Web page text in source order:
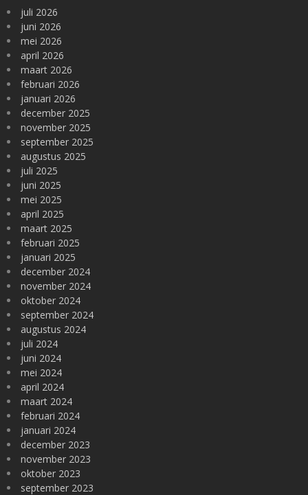
juli 2026
juni 2026
mei 2026
april 2026
maart 2026
februari 2026
januari 2026
december 2025
november 2025
september 2025
augustus 2025
juli 2025
juni 2025
mei 2025
april 2025
maart 2025
februari 2025
januari 2025
december 2024
november 2024
oktober 2024
september 2024
augustus 2024
juli 2024
juni 2024
mei 2024
april 2024
maart 2024
februari 2024
januari 2024
december 2023
november 2023
oktober 2023
september 2023